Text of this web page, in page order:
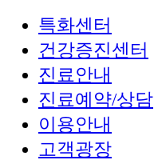
특화센터
건강증진센터
진료안내
진료예약/상담
이용안내
고객광장